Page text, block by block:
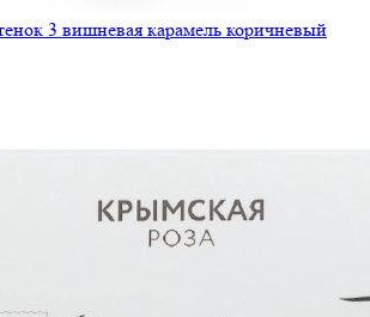
3 вишневая карамель коричневый